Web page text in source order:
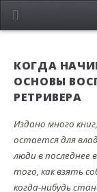
КОГДА
ОСНОВЫ
РЕТРИВЕРА
Издано много
остается для
люди в последнее
того, как взять
когда-нибудь